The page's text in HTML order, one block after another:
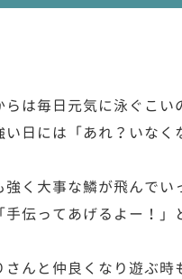
は毎日元気に泳ぐこい
い日には「あれ？いな
強く大事な鱗が飛んで
伝ってあげるよー！」
んと仲良くなり遊ぶ時